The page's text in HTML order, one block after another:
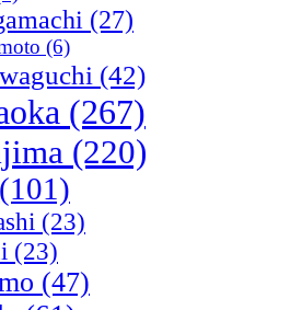
(27)
(6)
(42)
(267)
(220)
(101)
(23)
(23)
(47)